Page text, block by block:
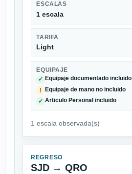
ESCALAS
1 escala
TARIFA
Light
EQUIPAJE
✓ Equipaje documentado incluido
! Equipaje de mano no incluido
✓ Articulo Personal incluido
1 escala observada(s)
REGRESO
SJD → QRO